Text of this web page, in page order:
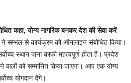
कहा, योग्य नागरिक बनकर देश की सेवा करें
ने सम्भल से कार्यक्रम को ऑनलाइन संबोधित किया।
स्थान पाना काफी महत्वपूर्ण होता है। प्रदेश
को सम्मानित किया जाएगा। आप एक योग्य
योगदान देंगे।